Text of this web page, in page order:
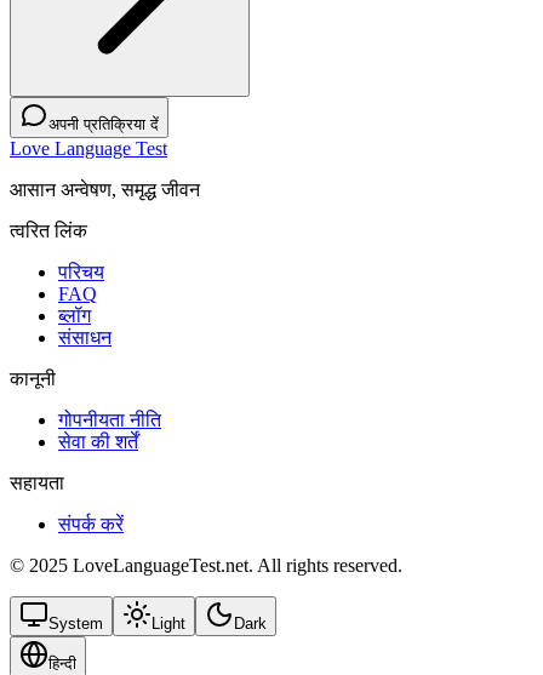
अपनी प्रतिक्रिया दें
Love Language Test
आसान अन्वेषण, समृद्ध जीवन
त्वरित लिंक
परिचय
FAQ
ब्लॉग
संसाधन
कानूनी
गोपनीयता नीति
सेवा की शर्तें
सहायता
संपर्क करें
© 2025 LoveLanguageTest.net. All rights reserved.
System Light Dark
हिन्दी